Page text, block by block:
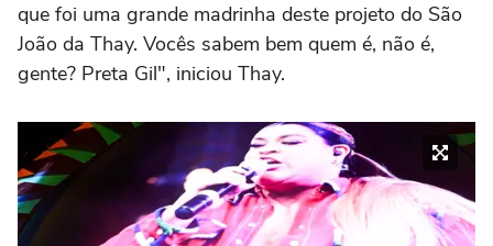
que foi uma grande madrinha deste projeto do São
João da Thay. Vocês sabem bem quem é, não é,
gente? Preta Gil", iniciou Thay.